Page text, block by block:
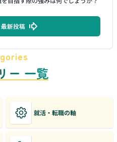
新投稿
ー 一覧
就活・転職の軸